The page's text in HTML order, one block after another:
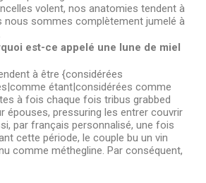
volent, nos anatomies tendent à
nous sommes complètement jumelé à
est-ce appelé une lune de miel
à être {considérées
étant|considérées comme
à fois chaque fois tribus grabbed
épouses, pressuring les entrer couvrir
par français personnalisé, une fois
cette période, le couple bu un vin
comme méthegline. Par conséquent,